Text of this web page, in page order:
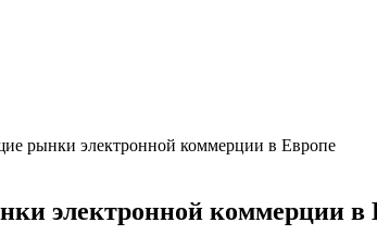
рынки электронной коммерции в Европе
электронной коммерции в